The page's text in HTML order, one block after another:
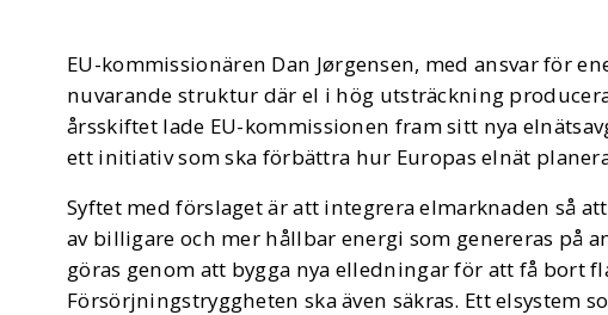
EU-kommissionären Dan Jørgensen, med ansvar för
nuvarande struktur där el i hög utsträckning
årsskiftet lade EU-kommissionen fram sitt nya
ett initiativ som ska förbättra hur Europas elnät
Syftet med förslaget är att integrera elmarknaden så
av billigare och mer hållbar energi som genereras på
göras genom att bygga nya elledningar för att få bort
Försörjningstryggheten ska även säkras. Ett elsystem